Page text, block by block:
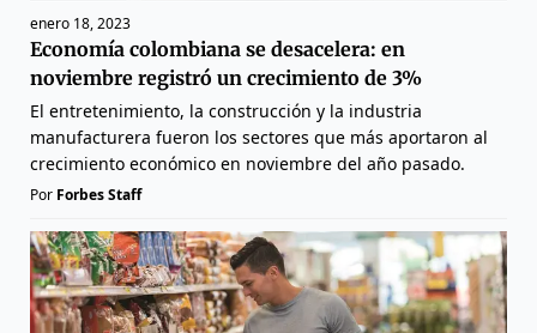
enero 18, 2023
Economía colombiana se desacelera: en
noviembre registró un crecimiento de 3%
El entretenimiento, la construcción y la industria
manufacturera fueron los sectores que más aportaron al
crecimiento económico en noviembre del año pasado.
Por Forbes Staff